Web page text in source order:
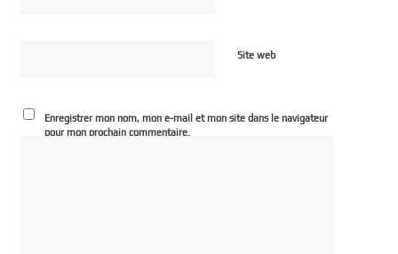
Site web
Enregistrer mon nom, mon e-mail et mon site dans le navigateur
pour mon prochain commentaire.